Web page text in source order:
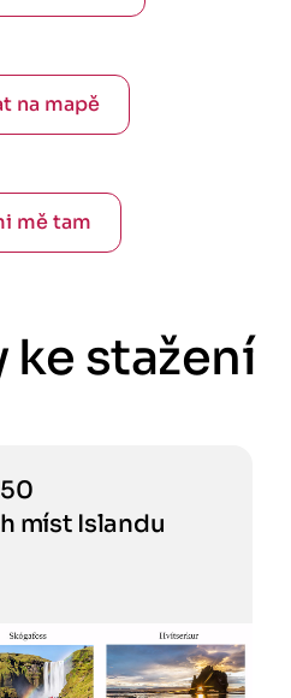
na mapě
mě tam
ke stažení
míst Islandu